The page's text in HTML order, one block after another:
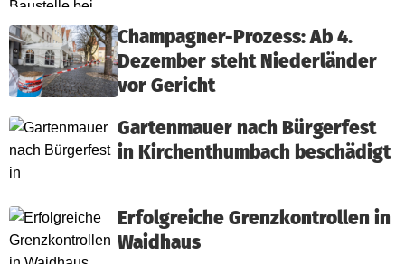
Champagner-Prozess: Ab 4.
Dezember steht Niederländer
vor Gericht
Gartenmauer nach Bürgerfest
in Kirchenthumbach beschädigt
Erfolgreiche Grenzkontrollen in
Waidhaus